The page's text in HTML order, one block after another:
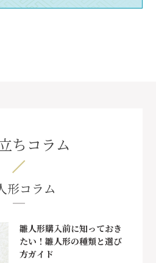
ちコラム
形コラム
雛人形購入前に知っておき
たい！雛人形の種類と選び
方ガイド